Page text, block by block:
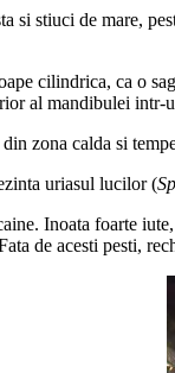
si stiuci de mare,
cilindrica, ca o
al mandibulei intr-
zona calda si
uriasul lucilor (
Inoata foarte
de acesti pesti,